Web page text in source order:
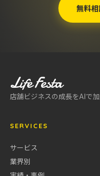
無料
店舗ビジネスの成長をAIで
SERVICES
サービス
業界別